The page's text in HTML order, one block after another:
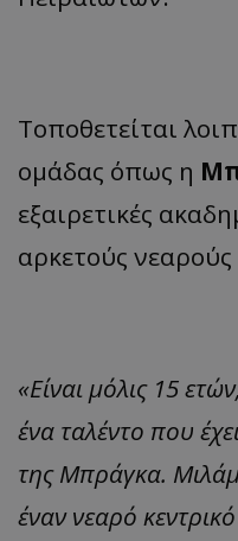
Τοποθετείται
ομάδας όπως η
εξαιρετικές
αρκετούς
«Είναι μόλις 15
ένα ταλέντο που
της Μπράγκα.
έναν νεαρό